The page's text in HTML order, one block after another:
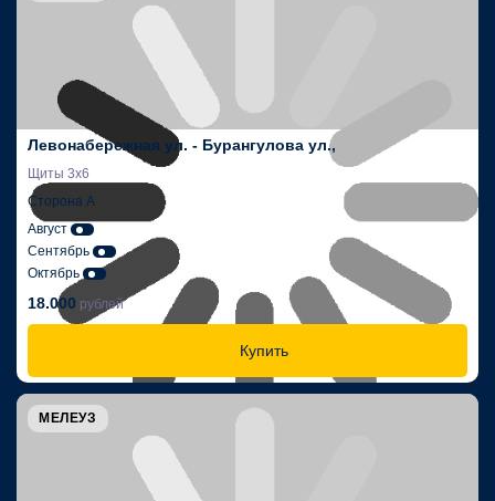
Левонабережная ул. - Бурангулова ул.,
Щиты 3х6
Сторона A
Август
Сентябрь
Октябрь
18.000 рублей
Купить
МЕЛЕУЗ